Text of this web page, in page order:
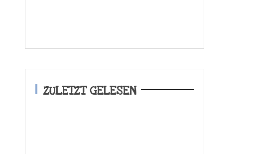
ZULETZT GELESEN